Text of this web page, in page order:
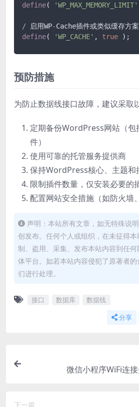
define( 'WP_MAX_MEMORY_LIMIT'
/ 启用WP-Cache插件或类似缓存方案
define( 'WP_CACHE' , true
预防措施
为防止数据线接口故障，建议采取
定期备份WordPress网站（包
件）
使用可靠的托管服务提供商
保持WordPress核心、主题和
限制插件数量，仅安装必要的
配置网站安全措施（如防火墙
声明：本站所有文章，如无特殊说
创发布。任何个人或组织，在未征得
制、盗用、采集、发布本站内容到任
体平台。如若本站内容侵犯了原著者
们进行处理。
接口 数据库 数据线
分享
微信小程序WiFi连
下一篇